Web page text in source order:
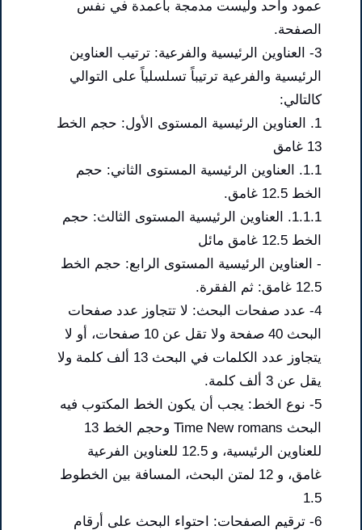
عمود واحد وليست مدمجة بأعمدة في نفس
الصفحة.
3- العناوين الرئيسية والفرعية: ترتيب العناوين
الرئيسية والفرعية ترتيباً تسلسلياً على التوالي
كالتالي:
1. العناوين الرئيسية المستوى الأول: حجم الخط
13 غامق
1.1. العناوين الرئيسية المستوى الثاني: حجم
الخط 12.5 غامق.
1.1.1. العناوين الرئيسية المستوى الثالث: حجم
الخط 12.5 غامق مائل
- العناوين الرئيسية المستوى الرابع: حجم الخط
12.5 غامق: ثم الفقرة.
4- عدد صفحات البحث: لا تتجاوز عدد صفحات
البحث 40 صفحة ولا تقل عن 10 صفحات، أو لا
يتجاوز عدد الكلمات في البحث 13 ألف كلمة ولا
يقل عن 3 ألف كلمة.
5- نوع الخط: يجب أن يكون الخط المكتوب فيه
البحث Time New romans وحجم الخط 13
للعناوين الرئيسية، و 12.5 للعناوين الفرعية
غامق، و 12 لمتن البحث، المسافة بين الخطوط
1.5
6- ترقيم الصفحات: احتواء البحث على أرقام